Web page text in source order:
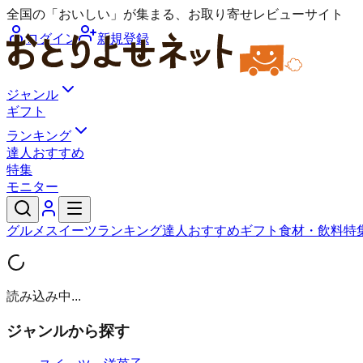
全国の「おいしい」が集まる、お取り寄せレビューサイト
ログイン
新規登録
ジャンル
ギフト
ランキング
達人おすすめ
特集
モニター
グルメ スイーツランキング達人おすすめギフト 食材・飲料特
読み込み中...
ジャンルから探す